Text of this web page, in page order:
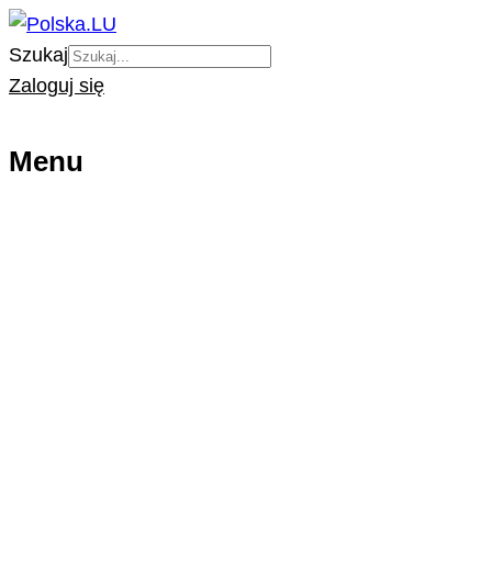
Szukaj
Zaloguj się
Menu